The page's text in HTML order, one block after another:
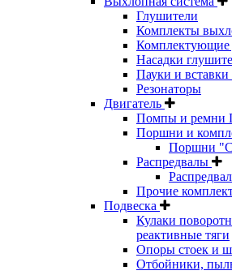
Глушители
Комплекты
Комплектующие
Насадки
Пауки и вставки
Резонаторы
Двигатель
Помпы и ремни
Поршни и
Поршни
Распредвалы
Прочие
Подвеска
Кулаки
реактивные тяги
Опоры стоек и
Отбойники,